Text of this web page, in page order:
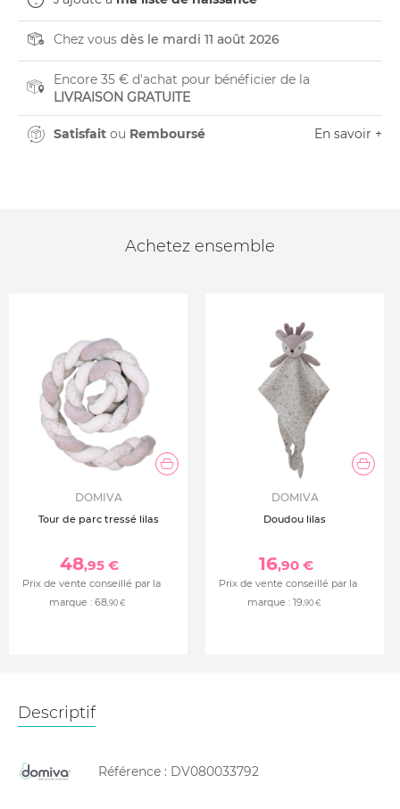
Chez vous dès le mardi 11 août 2026
Encore 35 € d'achat pour bénéficier de la
LIVRAISON GRATUITE
Satisfait ou Remboursé En savoir +
Achetez ensemble
DOMIVA
Tour de parc tressé lilas
48,95 €
Prix de vente conseillé par la
marque : 68,90 €
DOMIVA
Doudou lilas
16,90 €
Prix de vente conseillé par la
marque : 19,90 €
Descriptif
Référence : DV080033792